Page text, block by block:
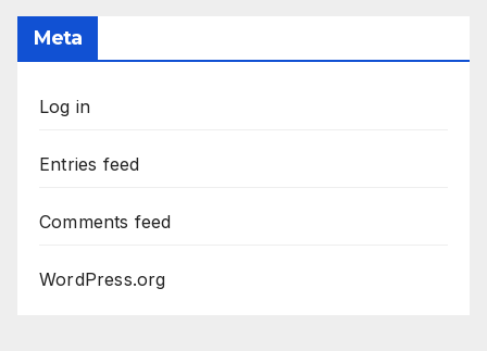
Meta
Log in
Entries feed
Comments feed
WordPress.org